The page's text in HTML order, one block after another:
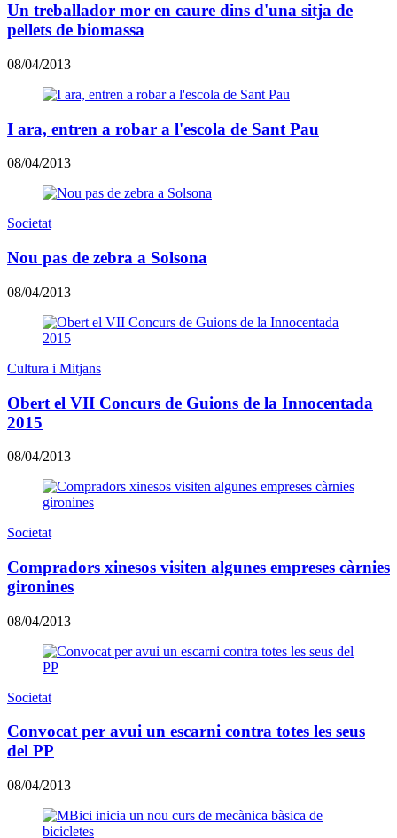
Un treballador mor en caure dins d'una sitja de
pellets de biomassa
08/04/2013
I ara, entren a robar a l'escola de Sant Pau
08/04/2013
Societat
Nou pas de zebra a Solsona
08/04/2013
Cultura i Mitjans
Obert el VII Concurs de Guions de la Innocentada
2015
08/04/2013
Societat
Compradors xinesos visiten algunes empreses càrnies
gironines
08/04/2013
Societat
Convocat per avui un escarni contra totes les seus
del PP
08/04/2013